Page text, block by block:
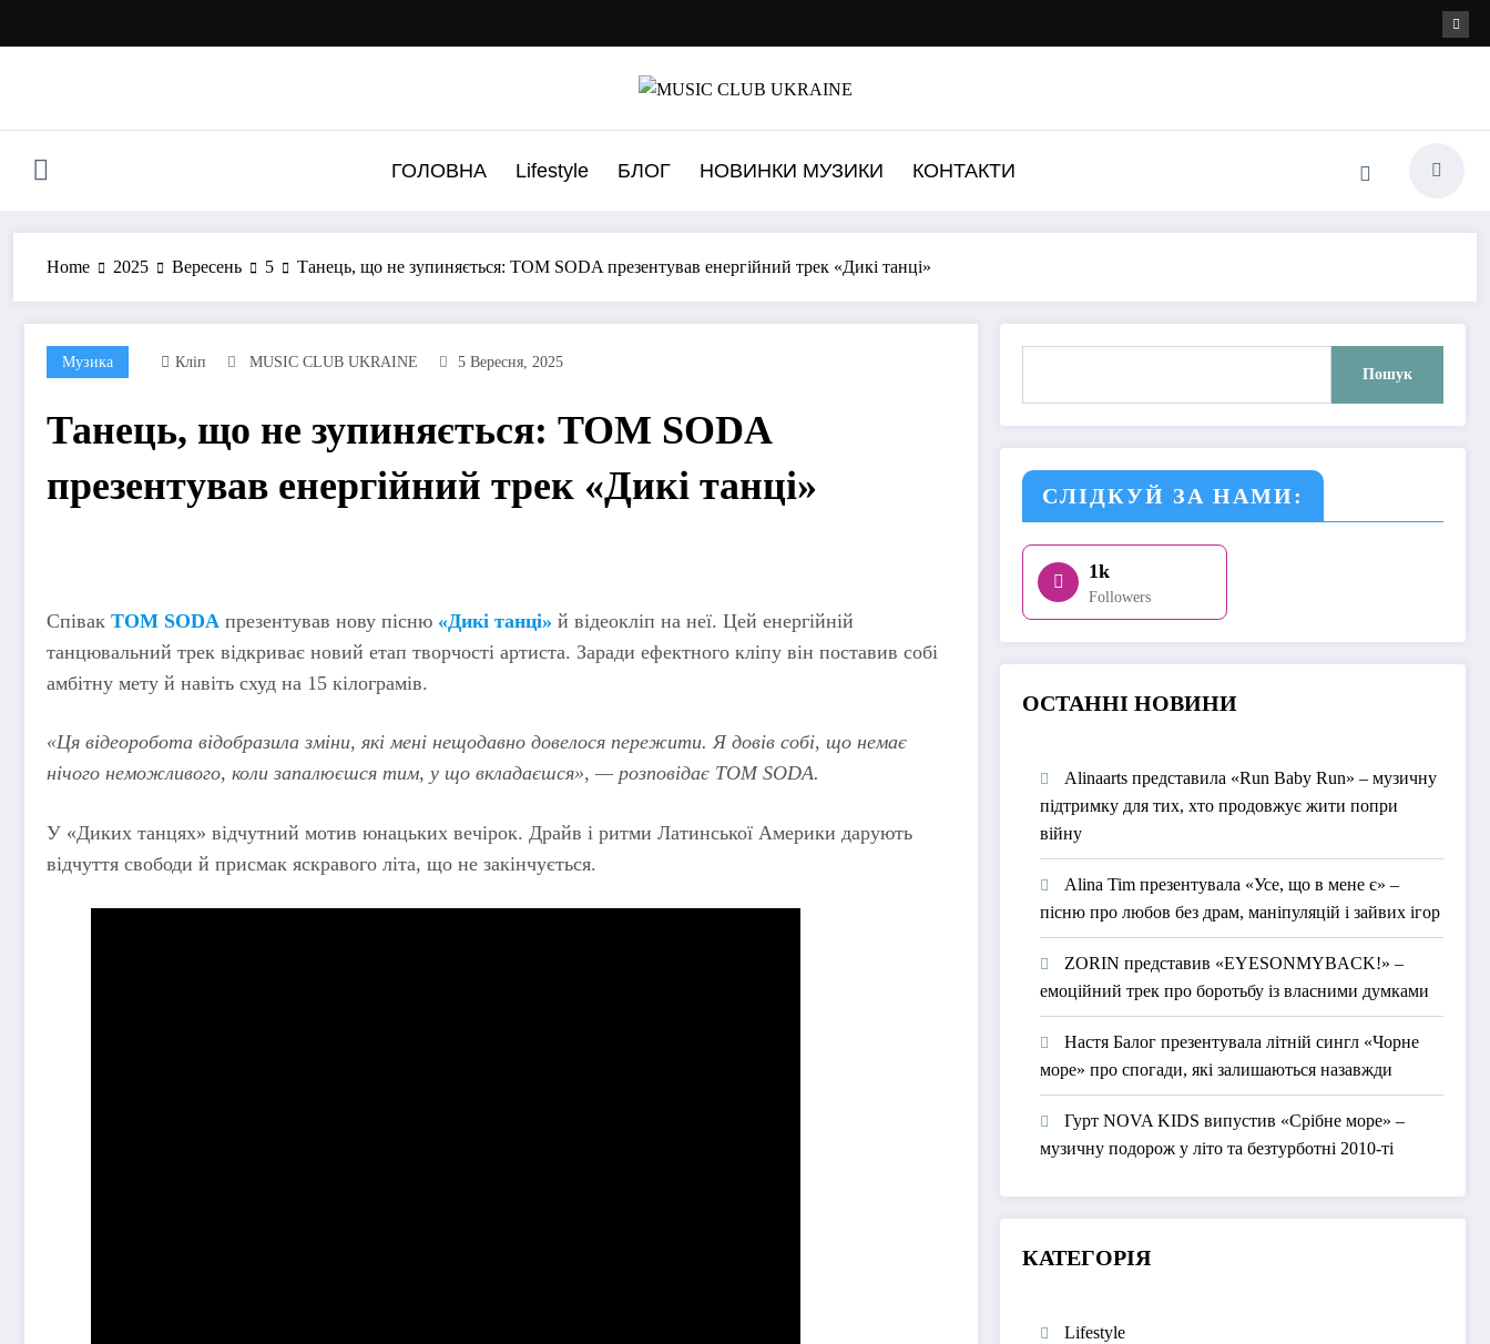
ГОЛОВНА Lifestyle БЛОГ НОВИНКИ МУЗИКИ КОНТАКТИ
Home 2025 Вересень 5 Танець, що не зупиняється: TOM SODA презентував енергійний трек «Дикі танці»
Музика Кліп MUSIC CLUB UKRAINE 5 Вересня, 2025
Танець, що не зупиняється: TOM SODA
презентував енергійний трек «Дикі танці»
Співак TOM SODA презентував нову пісню «Дикі танці» й відеокліп на неї. Цей енергійній
танцювальний трек відкриває новий етап творчості артиста. Заради ефектного кліпу він поставив собі
амбітну мету й навіть схуд на 15 кілограмів.
«Ця відеоробота відобразила зміни, які мені нещодавно довелося пережити. Я довів собі, що немає
нічого неможливого, коли запалюєшся тим, у що вкладаєшся», — розповідає TOM SODA.
У «Диких танцях» відчутний мотив юнацьких вечірок. Драйв і ритми Латинської Америки дарують
відчуття свободи й присмак яскравого літа, що не закінчується.
Пошук
СЛІДКУЙ ЗА НАМИ:
1k
Followers
ОСТАННІ НОВИНИ
Alinaarts представила «Run Baby Run» – музичну
підтримку для тих, хто продовжує жити попри
війну
Alina Tim презентувала «Усе, що в мене є» –
пісню про любов без драм, маніпуляцій і зайвих ігор
ZORIN представив «EYESONMYBACK!» –
емоційний трек про боротьбу із власними думками
Настя Балог презентувала літній сингл «Чорне
море» про спогади, які залишаються назавжди
Гурт NOVA KIDS випустив «Срібне море» –
музичну подорож у літо та безтурботні 2010-ті
КАТЕГОРІЯ
Lifestyle